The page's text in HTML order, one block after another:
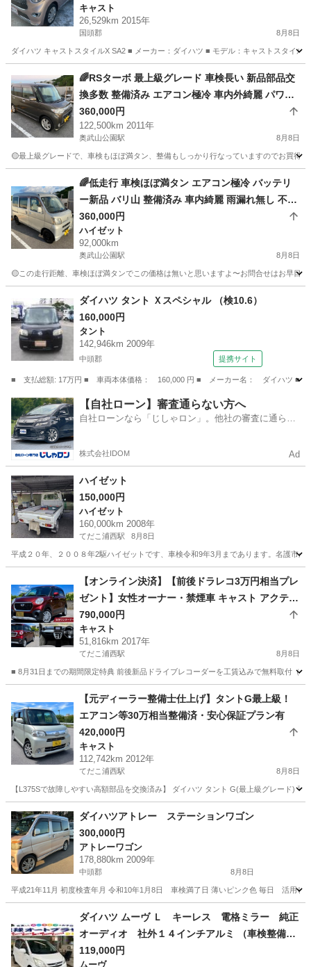
キャスト
26,529km 2015年
国頭郡 8月8日
ダイハツ キャストスタイルX SA2 ■ メーカー：ダイハツ ■ モデル：キャストスタイ
キャスト エンジン
🌈RSターボ 最上級グレード 車検長い 新品部品交
換多数 整備済み エアコン極冷 車内外綺麗 パワー
スライド バリ山 タントカスタム
360,000円
122,500km 2011年
奥武山公園駅 8月8日
🟡最上級グレードで、車検もほぼ満タン、整備もしっかり行なっていますのでお買得
奥武山公園駅 ダイハツ
🌈低走行 車検ほぼ満タン エアコン極冷 バッテリ
ー新品 バリ山 整備済み 車内綺麗 雨漏れ無し 不具
合無し そのまま乗れる車両です
360,000円
ハイゼット
92,000km
奥武山公園駅 8月8日
🟡この走行距離、車検ほぼ満タンでこの価格は無いと思いますよ〜お問合せはお早目
奥武山公園駅 ハイゼット
ダイハツ タント Ｘスペシャル （検10.6）
160,000円
タント
142,946km 2009年
中頭郡 提携サイト
■ 支払総額: 17万円 ■ 車両本体価格： 160,000 円 ■ メーカー名： ダイハツ
沖縄 中頭郡 タント
【自社ローン】審査通らない方へ
自社ローンなら「じしゃロン」。他社の審査に通らな
株式会社IDOM Ad
ハイゼット
150,000円
ハイゼット
160,000km 2008年
てだこ浦西駅 8月8日
平成２０年、２００８年2駆ハイゼットです、車検令和9年3月まであります。名護市
てだこ浦西駅 ハイゼット
【オンライン決済】【前後ドラレコ3万円相当プレ
ゼント】女性オーナー・禁煙車 キャスト アクティ
バX H29年 走行5.1万km 車検R10年6月
790,000円
キャスト
51,816km 2017年
てだこ浦西駅 8月8日
■ 8月31日までの期間限定特典 前後新品ドライブレコーダーを工賃込みで無料取付（
てだこ浦西駅 キャスト 走行距離
⁠【元ディーラー整備士仕上げ】タントG最上級！
エアコン等30万相当整備済・安心保証プラン有⁠
420,000円
キャスト
112,742km 2012年
てだこ浦西駅 8月8日
【L375Sで故障しやすい高額部品を交換済み】 ダイハツ タント G(最上級グレード)
沖縄 中頭郡 てだこ浦西駅
ダイハツアトレー ステーションワゴン
300,000円
アトレーワゴン
178,880km 2009年
中頭郡 8月8日
平成21年11月 初度検査年月 令和10年1月8日 車検満了日 薄いピンク色 毎日 活用
アトレーワゴン
ダイハツ ムーヴ Ｌ キーレス 電格ミラー 純正
オーディオ 社外１４インチアルミ （車検整備
付）
119,000円
ムーヴ